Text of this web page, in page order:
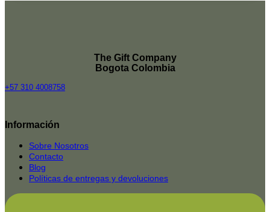
The Gift Company
Bogota Colombia
+57 310 4008758
Rated
2025-
Información
Sobre Nosotros
Contacto
Blog
Políticas de entregas y devoluciones